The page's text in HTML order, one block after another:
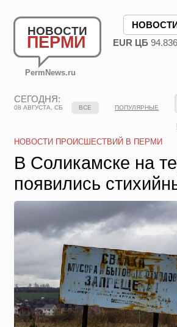
НОВОСТИ
ПЕРМИ
PermNews.ru
EUR ЦБ
СЕГОДНЯ:
08 АВГУСТА, СБ ВСЕ ПОПУЛЯРНЫЕ
НОВОСТИ ПРОИСШЕСТВИЙ В ПЕРМИ
В Соликамске на
появились